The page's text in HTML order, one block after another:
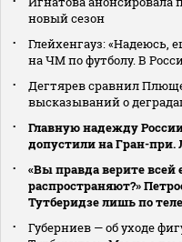
новый сезон
Глейхенгауз: «Надеюсь,
на ЧМ по футболу. В
Дегтярев сравнил
высказываний о
Главную надежду
допустили на Гран-при.
«Вы правда верите всей
распространяют?»
Тутберидзе лишь по
Губерниев — об уходе